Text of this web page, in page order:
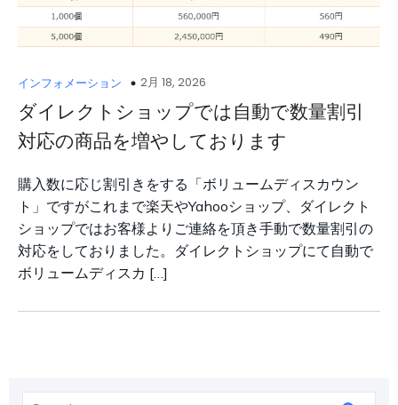
インフォメーション 2月 18, 2026
ダイレクトショップでは自動で数量割引
対応の商品を増やしております
購入数に応じ割引きをする「ボリュームディスカウン
ト」ですがこれまで楽天やYahooショップ、ダイレクト
ショップではお客様よりご連絡を頂き手動で数量割引の
対応をしておりました。ダイレクトショップにて自動で
ボリュームディスカ […]